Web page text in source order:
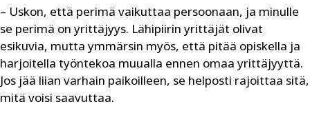
– Uskon, että perimä vaikuttaa persoonaan, ja minulle
se perimä on yrittäjyys. Lähipiirin yrittäjät olivat
esikuvia, mutta ymmärsin myös, että pitää opiskella ja
harjoitella työntekoa muualla ennen omaa yrittäjyyttä.
Jos jää liian varhain paikoilleen, se helposti rajoittaa sitä,
mitä voisi saavuttaa.